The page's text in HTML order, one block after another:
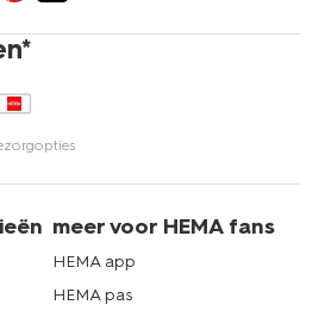
meer voor HEMA fans
HEMA app
HEMA pas